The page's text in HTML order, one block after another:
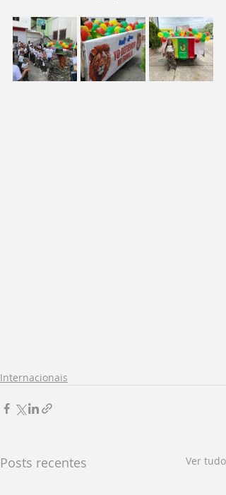
Internacionais
Posts recentes Ver tudo